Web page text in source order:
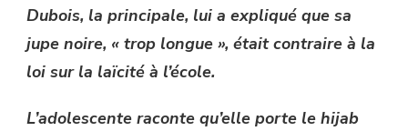
Dubois, la principale, lui a expliqué que sa
jupe noire, « trop longue », était contraire à la
loi sur la laïcité à l’école.
L’adolescente raconte qu’elle porte le hijab